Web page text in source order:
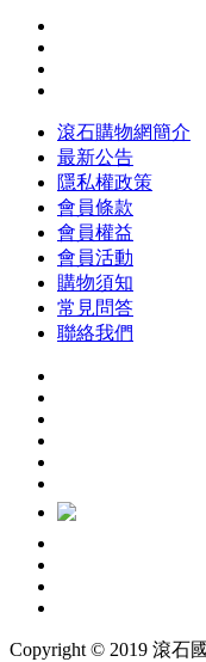
滾石購物網簡介
最新公告
隱私權政策
會員條款
會員權益
會員活動
購物須知
常見問答
聯絡我們
Copyright © 2019 滾石